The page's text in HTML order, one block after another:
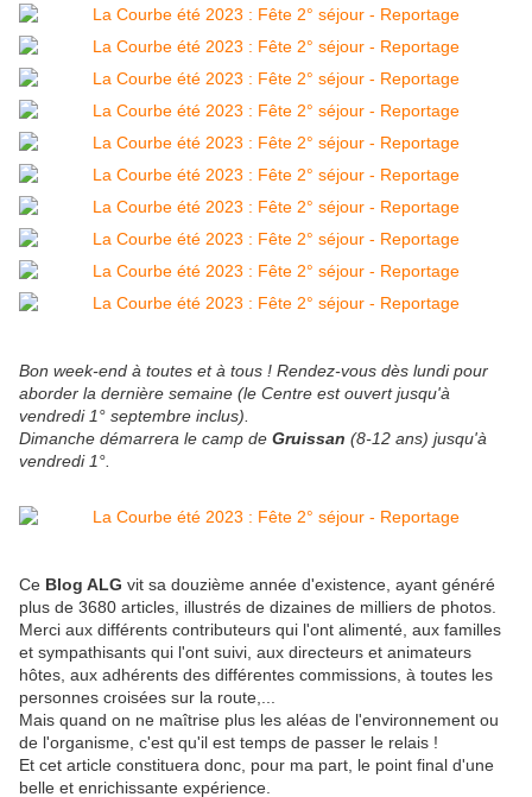
Bon week-end à toutes et à tous ! Rendez-vous dès lundi pour
aborder la dernière semaine (le Centre est ouvert jusqu'à
vendredi 1° septembre inclus).
Dimanche démarrera le camp de Gruissan (8-12 ans) jusqu'à
vendredi 1°.
Ce Blog ALG vit sa douzième année d'existence, ayant généré
plus de 3680 articles, illustrés de dizaines de milliers de photos.
Merci aux différents contributeurs qui l'ont alimenté, aux familles
et sympathisants qui l'ont suivi, aux directeurs et animateurs
hôtes, aux adhérents des différentes commissions, à toutes les
personnes croisées sur la route,...
Mais quand on ne maîtrise plus les aléas de l'environnement ou
de l'organisme, c'est qu'il est temps de passer le relais !
Et cet article constituera donc, pour ma part, le point final d'une
belle et enrichissante expérience.